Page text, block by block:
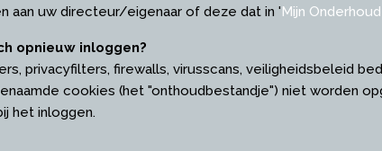
aan uw directeur/eigenaar of deze dat in ' Mijn
opnieuw inloggen?
privacyfilters, firewalls, virusscans, veiligheidsbeleid
cookies (het "onthoudbestandje") niet worden
het inloggen.